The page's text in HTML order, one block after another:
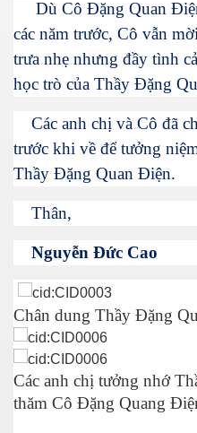
Dù Cô Đặng Quan
các năm trước, Cô vẫn
trưa nhẹ nhưng đầy tình
học trò của Thầy Đặng
Các anh chị và Cô đã
trước khi về để tưởng
Thầy Đặng Quan Điện.
Thân,
Nguyễn Đức Cao
Chân dung Thầy Đặng
Các anh chị tưởng nhớ
thăm Cô Đặng Quang
3-5-2015